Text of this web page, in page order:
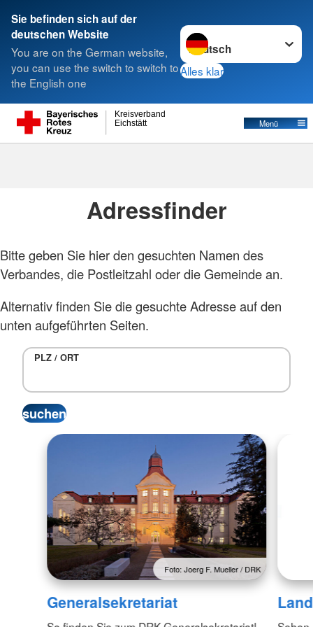
Sie befinden sich auf der
deutschen Website
You are on the German website,
you can use the switch to switch to
the English one
Sprache wechseln zu
Alles klar
Eichstätt
Kreisverband
Menü
Suche
Foto: A. Zelck / DRKS
Adressfinder
Bitte geben Sie hier den gesuchten Namen des
Verbandes, die Postleitzahl oder die Gemeinde an.
Alternativ finden Sie die gesuchte Adresse auf den
unten aufgeführten Seiten.
PLZ / ORT
Foto: Joerg F. Mueller / DRK
Generalsekretariat